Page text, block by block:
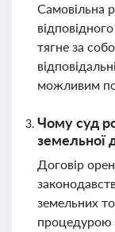
Самовільна
тягне за
можливим
Чому суд
земельної
Договір
земельних
процедурою